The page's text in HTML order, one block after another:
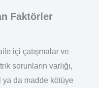
Faktörler
içi çatışmalar ve
sorunların varlığı,
ya da madde kötüye